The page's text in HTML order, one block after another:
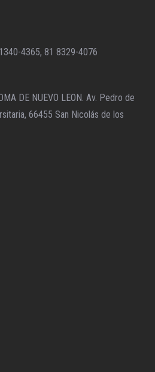
4365, 81 8329-4076
DE NUEVO LEON. Av. Pedro de
66455 San Nicolás de los